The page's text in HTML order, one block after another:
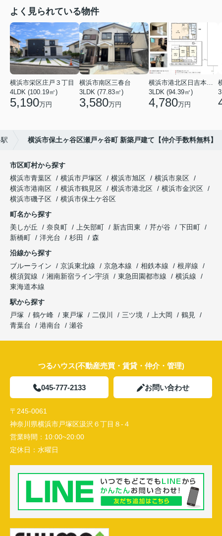
よく見られている物件
横浜市栄区庄戸３丁目
4LDK (100.19㎡)
5,190万円
横浜市南区三春台
3LDK (77.83㎡)
3,580万円
3LDK (94.39㎡)
4,780万円
横浜市保土ヶ谷区瀬戸ヶ谷町 新築戸建て【仲介手数料無料】
市区町村から探す
横浜市青葉区
横浜市戸塚区 横浜市旭区
横浜市泉区
横浜市港南区
横浜市鶴見区 横浜市港北区
横浜市金沢区
横浜市磯子区
横浜市保土ケ谷区
町名から探す
美しが丘
奈良町 上矢部町 新吉田東 芹が谷
下田町
新橋町
洋光台 杉田
森
沿線から探す
ブルーライン
京浜東北線 京急本線 相鉄本線
根岸線
横須賀線
湘南新宿ライン宇須 東急田園都市線
横浜線
東海道本線
駅から探す
戸塚
鶴ケ峰 東戸塚 二俣川 三ツ境 上大岡
鶴見
青葉台
港南台 瀬谷
つるハウス(不動産売買・賃貸・仲介・管理)
045-777-2133 お問い合わせ
〒245-0061
神奈川県横浜市戸塚区汲沢６丁目８-４
営業時間： 10:00~20:00
定休日： 水曜日